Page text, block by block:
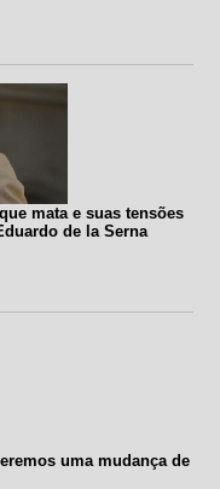
mata e suas tensões
de la Serna
uma mudança de